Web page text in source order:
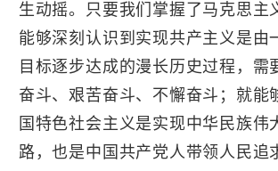
生动摇。只要我们掌握了马克思主
能够深刻认识到实现共产主义是由
目标逐步达成的漫长历史过程，需
奋斗、艰苦奋斗、不懈奋斗；就能
国特色社会主义是实现中华民族伟
路，也是中国共产党人带领人民追